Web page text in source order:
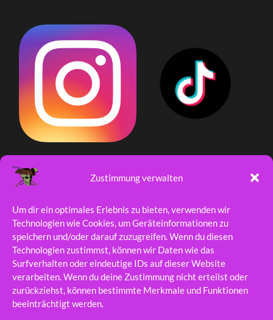
Zustimmung verwalten
Um dir ein optimales Erlebnis zu bieten, verwenden wir
Technologien wie Cookies, um Geräteinformationen zu
speichern und/oder darauf zuzugreifen. Wenn du diesen
Technologien zustimmst, können wir Daten wie das
Surfverhalten oder eindeutige IDs auf dieser Website
verarbeiten. Wenn du deine Zustimmung nicht erteilst oder
zurückziehst, können bestimmte Merkmale und Funktionen
beeinträchtigt werden.